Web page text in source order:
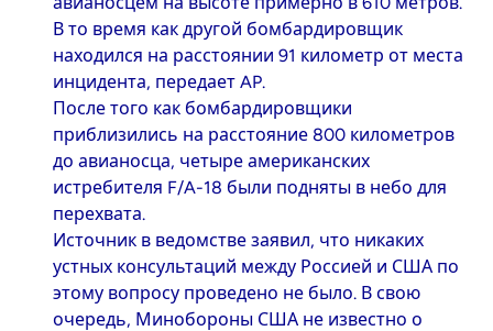
В то время как другой бомбардировщик
находился на расстоянии 91 километр от места
инцидента, передает AP.
После того как бомбардировщики
приблизились на расстояние 800 километров
до авианосца, четыре американских
истребителя F/A-18 были подняты в небо для
перехвата.
Источник в ведомстве заявил, что никаких
устных консультаций между Россией и США по
этому вопросу проведено не было. В свою
очередь, Минобороны США не известно о